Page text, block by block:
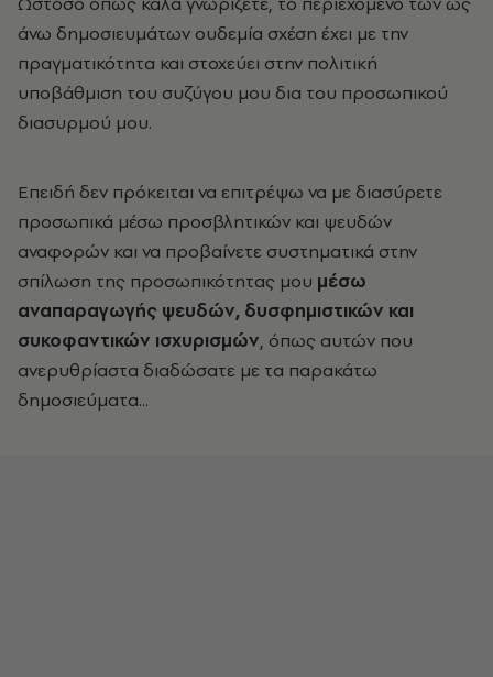
άνω δημοσιευμάτων ουδεμία σχέση έχει με την
πραγματικότητα και στοχεύει στην πολιτική
υποβάθμιση του συζύγου μου δια του προσωπικού
διασυρμού μου.
Επειδή δεν πρόκειται να επιτρέψω να με διασύρετε
προσωπικά μέσω προσβλητικών και ψευδών
αναφορών και να προβαίνετε συστηματικά στην
σπίλωση της προσωπικότητας μου μέσω
αναπαραγωγής ψευδών, δυσφημιστικών και
συκοφαντικών ισχυρισμών, όπως αυτών που
ανερυθρίαστα διαδώσατε με τα παρακάτω
δημοσιεύματα...